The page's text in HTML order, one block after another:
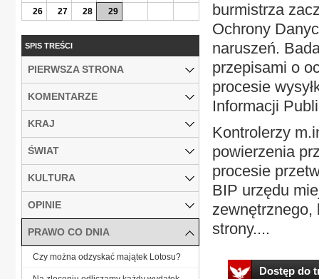
burmistrza
Ochrony
naruszeń.
przepisami o
procesie
Informacji
Kontrolerzy
powierzenia
procesie
BIP urzędu
zewnętrznego,
strony....
Dostęp do
26
27 28 29
SPIS TREŚCI
PIERWSZA STRONA
KOMENTARZE
KRAJ
ŚWIAT
KULTURA
OPINIE
PRAWO CO DNIA
Czy można odzyskać majątek Lotosu?